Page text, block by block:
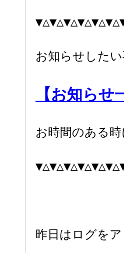
お知らせした
【お知らせ
お時間のある
昨日はログを